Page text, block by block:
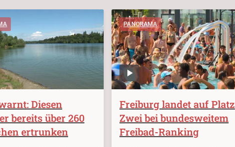
Diesen
bereits über 260
ertrunken
PANORAMA
Freiburg landet auf Platz
Zwei bei bundesweitem
Freibad-Ranking